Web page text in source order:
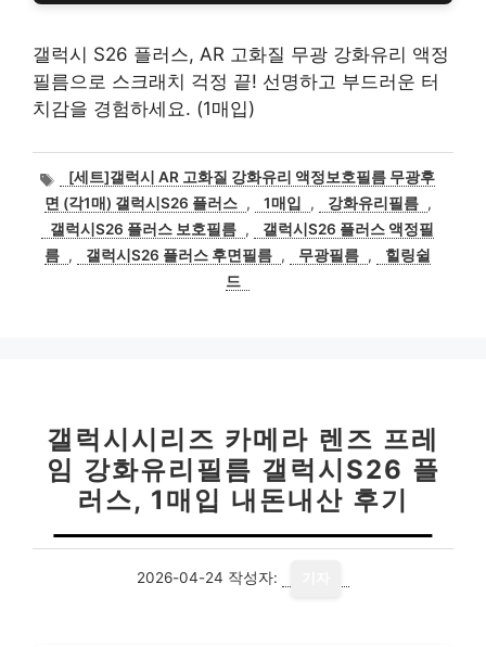
갤럭시 S26 플러스, AR 고화질 무광 강화유리 액정
필름으로 스크래치 걱정 끝! 선명하고 부드러운 터
치감을 경험하세요. (1매입)
태
그
[세트]갤럭시 AR 고화질 강화유리 액정보호필름 무광후
면 (각1매) 갤럭시S26 플러스 , 1매입 , 강화유리필름 ,
갤럭시S26 플러스 보호필름 ,
갤럭시S26 플러스 액정필
름 , 갤럭시S26 플러스 후면필름 , 무광필름 ,
힐링쉴
드
갤럭시시리즈 카메라 렌즈 프레
임 강화유리필름 갤럭시S26 플
러스, 1매입 내돈내산 후기
2026-04-24 작성자: